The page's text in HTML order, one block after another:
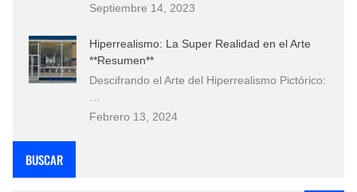
Septiembre 14, 2023
Hiperrealismo: La Super Realidad en el Arte
**Resumen**
Descifrando el Arte del Hiperrealismo Pictórico:
Febrero 13, 2024
BUSCAR